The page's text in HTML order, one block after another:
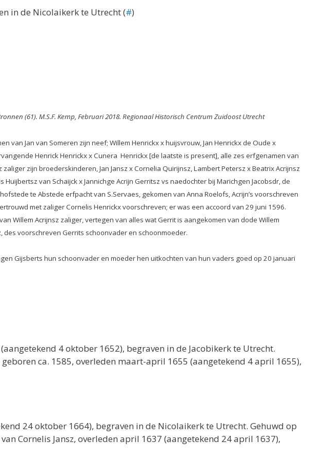
in de Nicolaikerk te Utrecht (#)
(61). M.S.F. Kemp, Februari 2018. Regionaal Historisch Centrum Zuidoost Utrecht
Jan van Someren zijn neef; Willem Henrickx x huijsvrouw, Jan Henrickx de Oude x
Henrick Henrickx x Cunera Henrickx [de laatste is present], alle zes erfgenamen van
zijn broederskinderen, Jan Jansz x Cornelia Quirijnsz, Lambert Petersz x Beatrix Acrijnsz
van Schaijck x Jannichge Acrijn Gerritsz vs naedochter bij Marichgen Jacobsdr, de
te Abstede erfpacht van S.Servaes, gekomen van Anna Roelofs, Acrijn’s voorschreven
met zaliger Cornelis Henrickx voorschreven; er was een accoord van 29 juni 1596.
Willem Acrijnsz zaliger, vertegen van alles wat Gerrit is aangekomen van dode Willem
des voorschreven Gerrits schoonvader en schoonmoeder.
Gijsberts hun schoonvader en moeder hen uitkochten van hun vaders goed op 20 januari
4 oktober 1652), begraven in de Jacobikerk te Utrecht.
geboren ca. 1585, overleden maart-april 1655 (aangetekend 4 april 1655),
24 oktober 1664), begraven in de Nicolaikerk te Utrecht. Gehuwd op
Cornelis Jansz, overleden april 1637 (aangetekend 24 april 1637),